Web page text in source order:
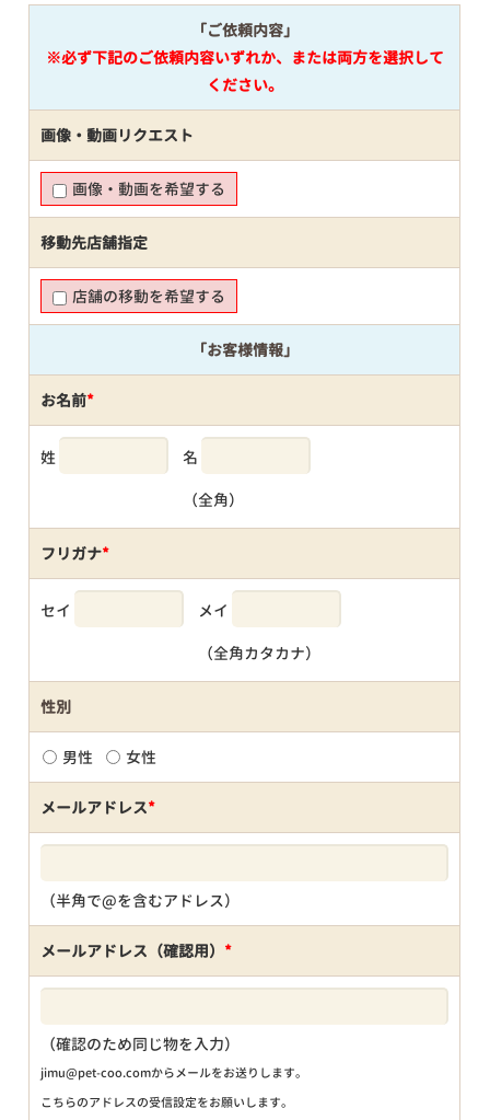
「ご依頼内容」
※必ず下記のご依頼内容いずれか、または両方を選択して
ください。
画像・動画リクエスト
画像・動画を希望する
移動先店舗指定
店舗の移動を希望する
「お客様情報」
お名前*
姓 名
（全角）
フリガナ*
セイ メイ
（全角カタカナ）
性別
男性 女性
メールアドレス*
（半角で@を含むアドレス）
メールアドレス（確認用） *
（確認のため同じ物を入力）
jimu@pet-coo.comからメールをお送りします。
こちらのアドレスの受信設定をお願いします。